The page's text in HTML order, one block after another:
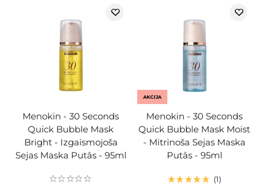
Menokin - 30 Seconds
Quick Bubble Mask
Bright - Izgaismojoša
Sejas Maska Putās - 95ml
AKCIJA
Menokin - 30 Seconds
Quick Bubble Mask Moist
- Mitrinoša Sejas Maska
Putās - 95ml
1